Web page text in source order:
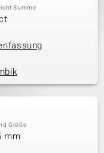
Summe
Größe
mm